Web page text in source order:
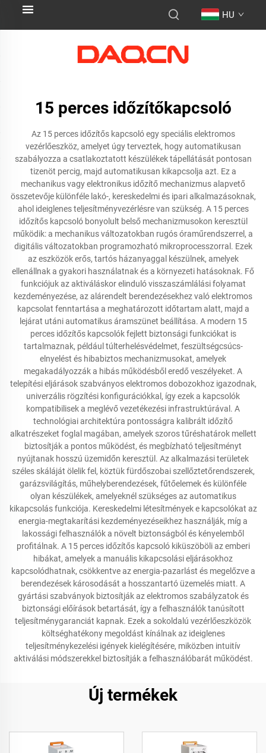
HU
15 perces időzítőkapcsoló
Az 15 perces időzítős kapcsoló egy speciális elektromos
vezérlőeszköz, amelyet úgy terveztek, hogy automatikusan
szabályozza a csatlakoztatott készülékek tápellátását pontosan
tizenöt percig, majd automatikusan kikapcsolja azt. Ez a
mechanikus vagy elektronikus időzítő mechanizmus alapvető
összetevője különféle lakó-, kereskedelmi és ipari alkalmazásoknak,
ahol ideiglenes teljesítményvezérlésre van szükség. A 15 perces
időzítős kapcsoló bonyolult belső mechanizmusokon keresztül
működik: a mechanikus változatokban rugós óraműrendszerrel, a
digitális változatokban programozható mikroprocesszorral. Ezek
az eszközök erős, tartós házanyaggal készülnek, amelyek
ellenállnak a gyakori használatnak és a környezeti hatásoknak. Fő
funkciójuk az aktiváláskor elinduló visszaszámlálási folyamat
kezdeményezése, az alárendelt berendezésekhez való elektromos
kapcsolat fenntartása a meghatározott időtartam alatt, majd a
lejárat utáni automatikus áramszünet beállítása. A modern 15
perces időzítős kapcsolók fejlett biztonsági funkciókat is
tartalmaznak, például túlterhelésvédelmet, feszültségcsúcs-
elnyelést és hibabiztos mechanizmusokat, amelyek
megakadályozzák a hibás működésből eredő veszélyeket. A
telepítési eljárások szabványos elektromos dobozokhoz igazodnak,
univerzális rögzítési konfigurációkkal, így ezek a kapcsolók
kompatibilisek a meglévő vezetékezési infrastruktúrával. A
technológiai architektúra pontosságra kalibrált időzítő
alkatrészeket foglal magában, amelyek szoros tűréshatárok mellett
biztosítják a pontos működést, és megbízható teljesítményt
nyújtanak hosszú üzemidőn keresztül. Az alkalmazási területek
széles skáláját ölelik fel, köztük fürdőszobai szellőztetőrendszerek,
garázsvilágítás, műhelyberendezések, fűtőelemek és különféle
olyan készülékek, amelyeknél szükséges az automatikus
kikapcsolás funkciója. Kereskedelmi létesítmények e kapcsolókat az
energia-megtakarítási kezdeményezéseikhez használják, míg a
lakossági felhasználók a növelt biztonságból és kényelemből
profitálnak. A 15 perces időzítős kapcsoló kiküszöböli az emberi
hibákat, amelyek a manuális kikapcsolási eljárásokhoz
kapcsolódhatnak, csökkentve az energia-pazarlást és megelőzve a
berendezések károsodását a hosszantartó üzemelés miatt. A
gyártási szabványok biztosítják az elektromos szabályzatok és
biztonsági előírások betartását, így a felhasználók tanúsított
teljesítménygaranciát kapnak. Ezek a sokoldalú vezérlőeszközök
költséghatékony megoldást kínálnak az ideiglenes
teljesítménykezelési igények kielégítésére, miközben intuitív
aktiválási módszerekkel biztosítják a felhasználóbarát működést.
Új termékek